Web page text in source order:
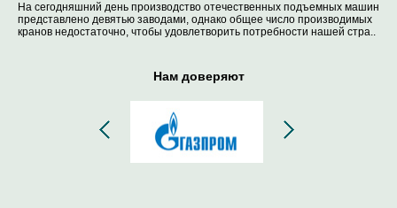
На сегодняшний день производство отечественных подъемных машин
представлено девятью заводами, однако общее число производимых
кранов недостаточно, чтобы удовлетворить потребности нашей стра..
Нам доверяют